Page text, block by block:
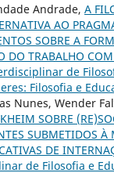
Andrade, A
AO
SOBRE A
DO TRABALHO
de
Filosofia e
Nunes, Wender
SOBRE
SUBMETIDOS À
DE
de Filosofia e